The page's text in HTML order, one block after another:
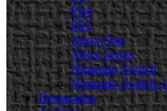
PS4
PS5
Xbox One
Xbox Series
Nintendo Switch
Nintendo Switch 2
Destacadas